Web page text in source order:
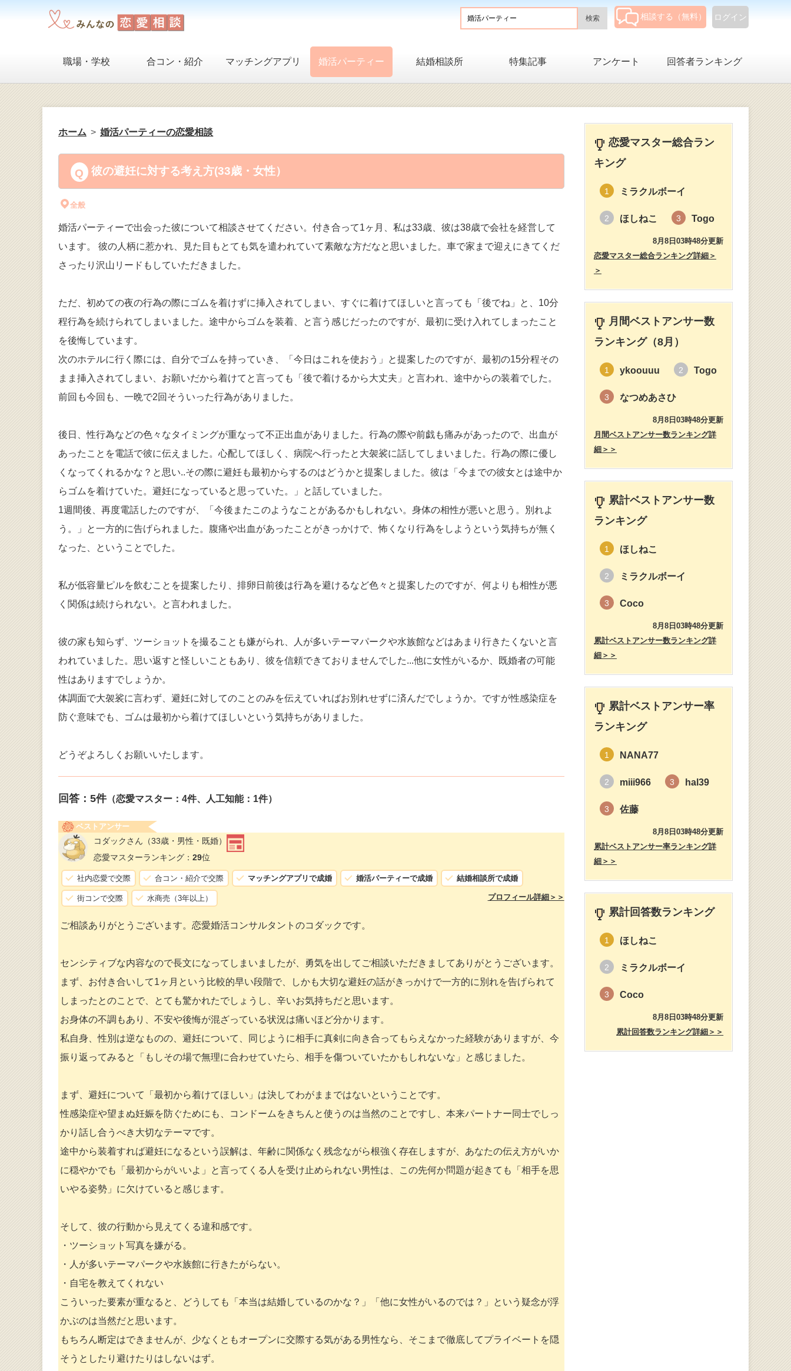
ログイン
相談する（無料）
職場・学校 合コン・紹介 マッチングアプリ 婚活パーティー 結婚相談所 特集記事 アンケート 回答者ランキング
ホーム 婚活パーティーの恋愛相談
彼の避妊に対する考え方(33歳・女性）
全般
婚活パーティーで出会った彼について相談させてください。付き合って1ヶ月、私は33歳、彼は38歳で会社を経営して
います。 彼の人柄に惹かれ、見た目もとても気を遣われていて素敵な方だなと思いました。車で家まで迎えにきてくだ
さったり沢山リードもしていただきました。
ただ、初めての夜の行為の際にゴムを着けずに挿入されてしまい、すぐに着けてほしいと言っても「後でね」と、10分
程行為を続けられてしまいました。途中からゴムを装着、と言う感じだったのですが、最初に受け入れてしまったこと
を後悔しています。
次のホテルに行く際には、自分でゴムを持っていき、「今日はこれを使おう」と提案したのですが、最初の15分程その
まま挿入されてしまい、お願いだから着けてと言っても「後で着けるから大丈夫」と言われ、途中からの装着でした。
前回も今回も、一晩で2回そういった行為がありました。
後日、性行為などの色々なタイミングが重なって不正出血がありました。行為の際や前戯も痛みがあったので、出血が
あったことを電話で彼に伝えました。心配してほしく、病院へ行ったと大袈裟に話してしまいました。行為の際に優し
くなってくれるかな？と思い..その際に避妊も最初からするのはどうかと提案しました。彼は「今までの彼女とは途中か
らゴムを着けていた。避妊になっていると思っていた。」と話していました。
1週間後、再度電話したのですが、「今後またこのようなことがあるかもしれない。身体の相性が悪いと思う。別れよ
う。」と一方的に告げられました。腹痛や出血があったことがきっかけで、怖くなり行為をしようという気持ちが無く
なった、ということでした。
私が低容量ピルを飲むことを提案したり、排卵日前後は行為を避けるなど色々と提案したのですが、何よりも相性が悪
く関係は続けられない。と言われました。
彼の家も知らず、ツーショットを撮ることも嫌がられ、人が多いテーマパークや水族館などはあまり行きたくないと言
われていました。思い返すと怪しいこともあり、彼を信頼できておりませんでした...他に女性がいるか、既婚者の可能
性はありますでしょうか。
体調面で大袈裟に言わず、避妊に対してのことのみを伝えていればお別れせずに済んだでしょうか。ですが性感染症を
防ぐ意味でも、ゴムは最初から着けてほしいという気持ちがありました。
どうぞよろしくお願いいたします。
回答： 5件（恋愛マスター：4件、人工知能：1件）
ベストアンサー
コダックさん （33歳・男性・既婚）
恋愛マスターランキング： 29位
社内恋愛で交際 合コン・紹介で交際 マッチングアプリで成婚 婚活パーティーで成婚 結婚相談所で成婚
街コンで交際 水商売（3年以上） プロフィール詳細＞＞
ご相談ありがとうございます。恋愛婚活コンサルタントのコダックです。
センシティブな内容なので長文になってしまいましたが、勇気を出してご相談いただきましてありがとうございます。
まず、お付き合いして1ヶ月という比較的早い段階で、しかも大切な避妊の話がきっかけで一方的に別れを告げられて
しまったとのことで、とても驚かれたでしょうし、辛いお気持ちだと思います。
お身体の不調もあり、不安や後悔が混ざっている状況は痛いほど分かります。
私自身、性別は逆なものの、避妊について、同じように相手に真剣に向き合ってもらえなかった経験がありますが、今
振り返ってみると「もしその場で無理に合わせていたら、相手を傷ついていたかもしれないな」と感じました。
まず、避妊について「最初から着けてほしい」は決してわがままではないということです。
性感染症や望まぬ妊娠を防ぐためにも、コンドームをきちんと使うのは当然のことですし、本来パートナー同士でしっ
かり話し合うべき大切なテーマです。
途中から装着すれば避妊になるという誤解は、年齢に関係なく残念ながら根強く存在しますが、あなたの伝え方がいか
に穏やかでも「最初からがいいよ」と言ってくる人を受け止められない男性は、この先何か問題が起きても「相手を思
いやる姿勢」に欠けていると感じます。
そして、彼の行動から見えてくる違和感です。
・ツーショット写真を嫌がる。
・人が多いテーマパークや水族館に行きたがらない。
・自宅を教えてくれない
こういった要素が重なると、どうしても「本当は結婚しているのかな？」「他に女性がいるのでは？」という疑念が浮
かぶのは当然だと思います。
もちろん断定はできませんが、少なくともオープンに交際する気がある男性なら、そこまで徹底してプライベートを隠
そうとしたり避けたりはしないはず。
恋愛マスター総合ラン
キング
1 ミラクルボーイ
2 ほしねこ 3 Togo
8月8日03時48分更新
恋愛マスター総合ランキング詳細＞
＞
月間ベストアンサー数
ランキング（8月）
1 ykoouuu 2 Togo
3 なつめあさひ
8月8日03時48分更新
月間ベストアンサー数ランキング詳
細＞＞
累計ベストアンサー数
ランキング
1 ほしねこ
2 ミラクルボーイ
3 Coco
8月8日03時48分更新
累計ベストアンサー数ランキング詳
細＞＞
累計ベストアンサー率
ランキング
1 NANA77
2 miii966 3 hal39
3 佐藤
8月8日03時48分更新
累計ベストアンサー率ランキング詳
細＞＞
累計回答数ランキング
1 ほしねこ
2 ミラクルボーイ
3 Coco
8月8日03時48分更新
累計回答数ランキング詳細＞＞